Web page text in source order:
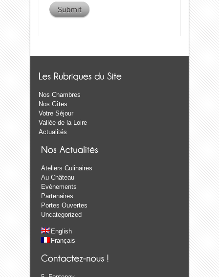
Nos Chambres
Nos Gîtes
Votre Séjour
Vallée de la Loire
Actualités
Ateliers Culinaires
Au Château
Evènements
Partenaires
Portes Ouvertes
Uncategorized
English
Français